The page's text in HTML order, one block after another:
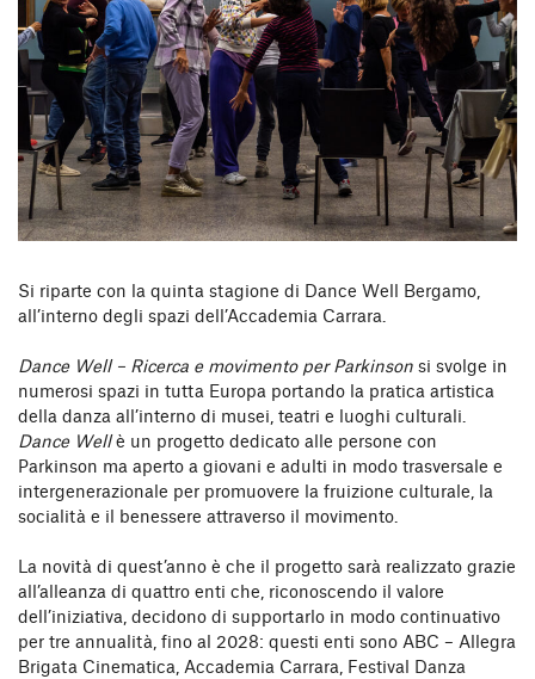
Si riparte con la quinta stagione di Dance Well Bergamo,
all’interno degli spazi dell’Accademia Carrara.
Dance Well – Ricerca e movimento per Parkinson si svolge in
numerosi spazi in tutta Europa portando la pratica artistica
della danza all’interno di musei, teatri e luoghi culturali.
Dance Wellè un progetto dedicato alle persone con
Parkinson ma aperto a giovani e adulti in modo trasversale e
intergenerazionale per promuovere la fruizione culturale, la
socialità e il benessere attraverso il movimento.
La novità di quest’anno è che il progetto sarà realizzato grazie
all’alleanza di quattro enti che, riconoscendo il valore
dell’iniziativa, decidono di supportarlo in modo continuativo
per tre annualità, fino al 2028: questi enti sono ABC – Allegra
Brigata Cinematica, Accademia Carrara, Festival Danza